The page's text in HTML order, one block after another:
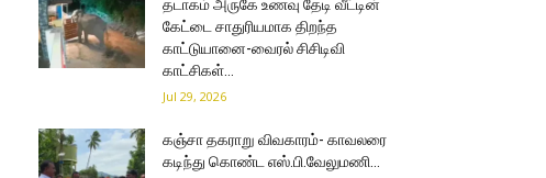
தடாகம் அருகே உணவு தேடி வீட்டின்
கேட்டை சாதுரியமாக திறந்த
காட்டுயானை-வைரல் சிசிடிவி
காட்சிகள்…
Jul 29, 2026
கஞ்சா தகராறு விவகாரம்- காவலரை
கடிந்து கொண்ட எஸ்.பி.வேலுமணி…